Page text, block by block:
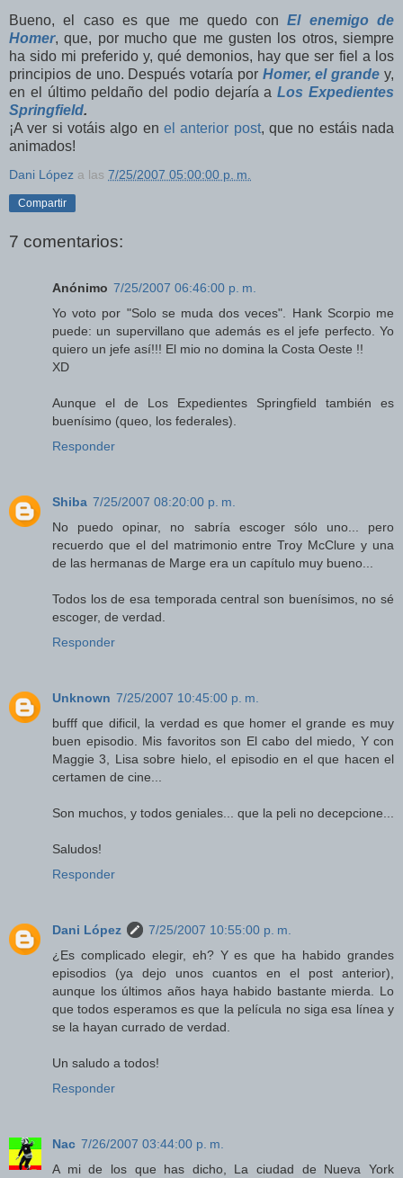
Bueno, el caso es que me quedo conEl enemigo de
Homer, que, por mucho que me gusten los otros, siempre
ha sido mi preferido y, qué demonios, hay que ser fiel a los
principios de uno. Después votaría por Homer, el grande y,
en el último peldaño del podio dejaría aLos Expedientes
Springfield.
¡A ver si votáis algo en el anterior post, que no estáis nada
animados!
Dani López a las 7/25/2007 05:00:00 p. m.
Compartir
7 comentarios:
Anónimo 7/25/2007 06:46:00 p. m.
Yo voto por "Solo se muda dos veces". Hank Scorpio me
puede: un supervillano que además es el jefe perfecto. Yo
quiero un jefe así!!! El mio no domina la Costa Oeste !!
XD
Aunque el de Los Expedientes Springfield también es
buenísimo (queo, los federales).
Responder
Shiba 7/25/2007 08:20:00 p. m.
No puedo opinar, no sabría escoger sólo uno... pero
recuerdo que el del matrimonio entre Troy McClure y una
de las hermanas de Marge era un capítulo muy bueno...
Todos los de esa temporada central son buenísimos, no sé
escoger, de verdad.
Responder
Unknown 7/25/2007 10:45:00 p. m.
bufff que dificil, la verdad es que homer el grande es muy
buen episodio. Mis favoritos son El cabo del miedo, Y con
Maggie 3, Lisa sobre hielo, el episodio en el que hacen el
certamen de cine...
Son muchos, y todos geniales... que la peli no decepcione...
Saludos!
Responder
Dani López
7/25/2007 10:55:00 p. m.
¿Es complicado elegir, eh? Y es que ha habido grandes
episodios (ya dejo unos cuantos en el post anterior),
aunque los últimos años haya habido bastante mierda. Lo
que todos esperamos es que la película no siga esa línea y
se la hayan currado de verdad.
Un saludo a todos!
Responder
Nac 7/26/2007 03:44:00 p. m.
A mi de los que has dicho, La ciudad de Nueva York